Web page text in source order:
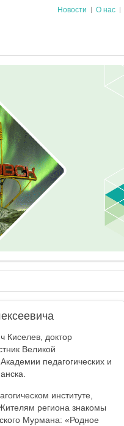
Новости О нас
Киселев, доктор
Великой
педагогических и
институте,
региона знакомы
Мурмана: «Родное